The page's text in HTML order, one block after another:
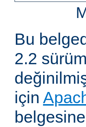
Bu
2.2
için
belgesine